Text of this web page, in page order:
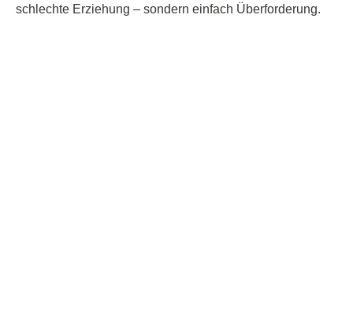
schlechte Erziehung – sondern einfach Überforderung.